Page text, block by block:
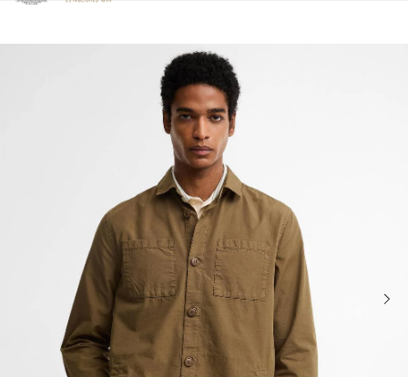
Clicca per visualizzare la nostra Dichiarazione di Accessibilità